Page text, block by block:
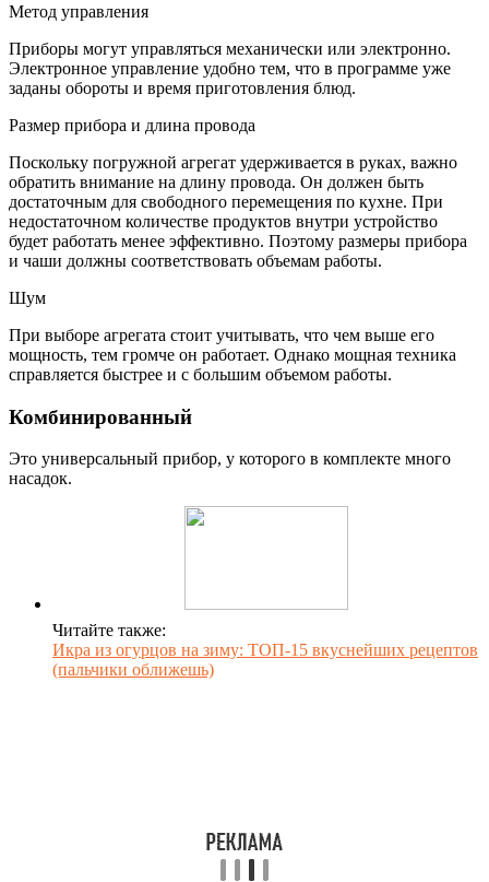
Метод управления
Приборы могут управляться механически или электронно.
Электронное управление удобно тем, что в программе уже
заданы обороты и время приготовления блюд.
Размер прибора и длина провода
Поскольку погружной агрегат удерживается в руках, важно
обратить внимание на длину провода. Он должен быть
достаточным для свободного перемещения по кухне. При
недостаточном количестве продуктов внутри устройство
будет работать менее эффективно. Поэтому размеры прибора
и чаши должны соответствовать объемам работы.
Шум
При выборе агрегата стоит учитывать, что чем выше его
мощность, тем громче он работает. Однако мощная техника
справляется быстрее и с большим объемом работы.
Комбинированный
Это универсальный прибор, у которого в комплекте много
насадок.
Читайте также:
Икра из огурцов на зиму: ТОП-15 вкуснейших рецептов
(пальчики оближешь)